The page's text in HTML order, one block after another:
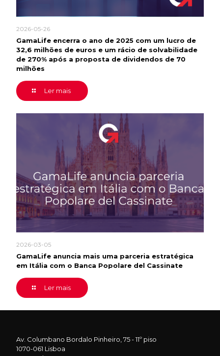
2026-05-26
GamaLife encerra o ano de 2025 com um lucro de
32,6 milhões de euros e um rácio de solvabilidade
de 270% após a proposta de dividendos de 70
milhões
Ler mais
2026-03-05
GamaLife anuncia mais uma parceria estratégica
em Itália com o Banca Popolare del Cassinate
Ler mais
Av. Columbano Bordalo Pinheiro, 75 - 11º piso
1070-061 Lisboa